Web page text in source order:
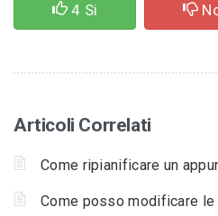
4 Si
Articoli Correlati
Come ripianificare un
Come posso modificare